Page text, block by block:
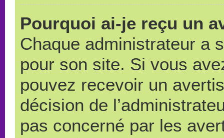
Pourquoi ai-je reçu un
Chaque administrateur a
pour son site. Si vous
pouvez recevoir un
décision de
pas concerné par les